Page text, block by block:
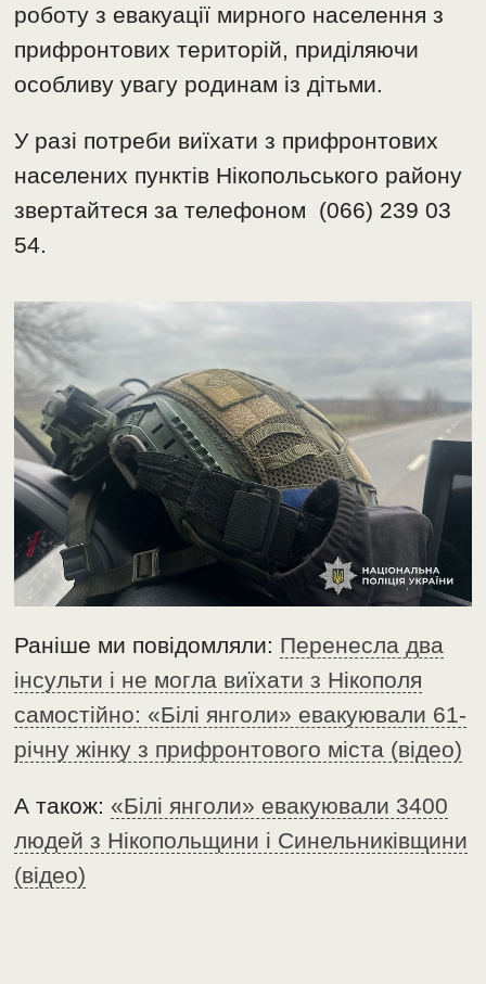
роботу з евакуації мирного населення з
прифронтових територій, приділяючи
особливу увагу родинам із дітьми.
У разі потреби виїхати з прифронтових
населених пунктів Нікопольського району
звертайтеся за телефоном (066) 239 03
54.
Раніше ми повідомляли: Перенесла два
інсульти і не могла виїхати з Нікополя
самостійно: «Білі янголи» евакуювали 61-
річну жінку з прифронтового міста (відео)
А також:«Білі янголи» евакуювали 3400
людей з Нікопольщини і Синельниківщини
(відео)